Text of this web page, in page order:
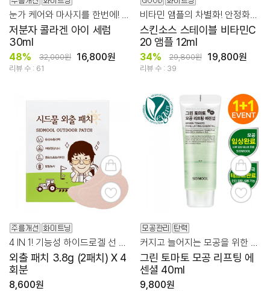
저분자 콜라겐 아이 세럼
30ml
48% 32,000원 16,800원
리뷰 수 : 61
비타민 앰플의 차별화! 안정화된 미백 집중 케어
스킨소스 스테이블 비타민C
20 앰플 12ml
34% 29,800원 19,800원
리뷰 수 : 39
외출 패치 3.8g (2패치) X 4
회분
8,600원
그린 토마토 모공 리프팅 에
센셜 40ml
9,800원